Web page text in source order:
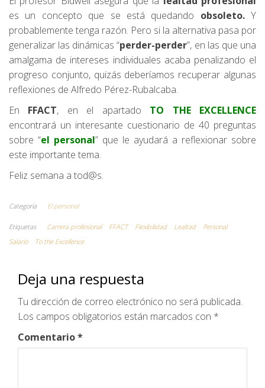
es un concepto que se está quedando obsoleto.Y
probablemente tenga razón. Pero si la alternativa pasa por
generalizar las dinámicas “perder-perder”, en las que una
amalgama de intereses individuales acaba penalizando el
progreso conjunto, quizás deberíamos recuperar algunas
reflexiones de Alfredo Pérez-Rubalcaba.
En FFACT, en el apartado TO THE EXCELLENCE
encontrará un interesante cuestionario de 40 preguntas
sobre “el personal” que le ayudará a reflexionar sobre
este importante tema.
Feliz semana a tod@s.
Categoría El personal
Etiquetas Carrera profesional FFACT Flexibilidad Lealtad
Personal
Salario
To the Excellence
Deja una respuesta
Tu dirección de correo electrónico no será publicada.
Los campos obligatorios están marcados con *
Comentario*